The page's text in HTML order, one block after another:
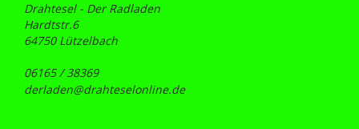
Drahtesel - Der Radladen
Hardtstr.6
64750 Lützelbach
06165 / 38369
derladen@drahteselonline.de